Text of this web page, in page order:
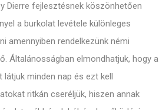
Dierre fejlesztésnek köszönhetően
a burkolat levétele különleges
amennyiben rendelkezünk némi
Általánosságban elmondhatjuk, hogy a
minden nap és ezt kell
ritkán cseréljük, hiszen annak